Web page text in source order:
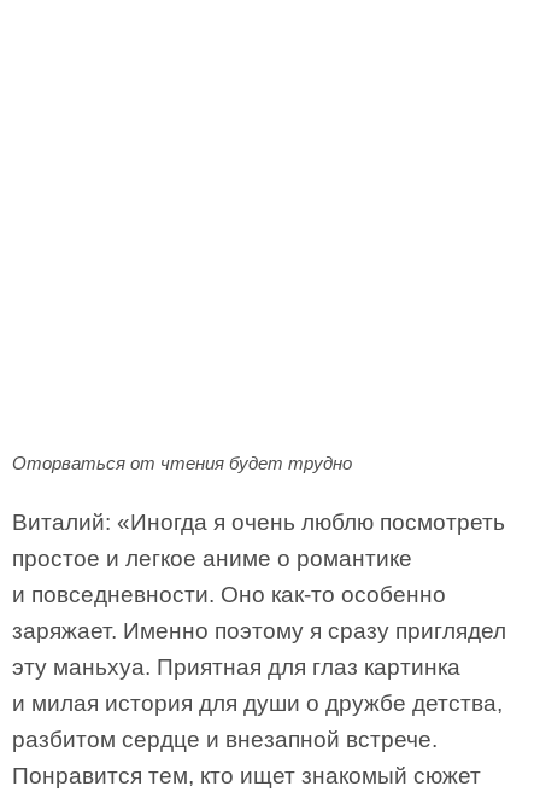
Оторваться от чтения будет трудно
Виталий: «Иногда я очень люблю посмотреть
простое и легкое аниме о романтике
и повседневности. Оно как-то особенно
заряжает. Именно поэтому я сразу приглядел
эту маньхуа. Приятная для глаз картинка
и милая история для души о дружбе детства,
разбитом сердце и внезапной встрече.
Понравится тем, кто ищет знакомый сюжет